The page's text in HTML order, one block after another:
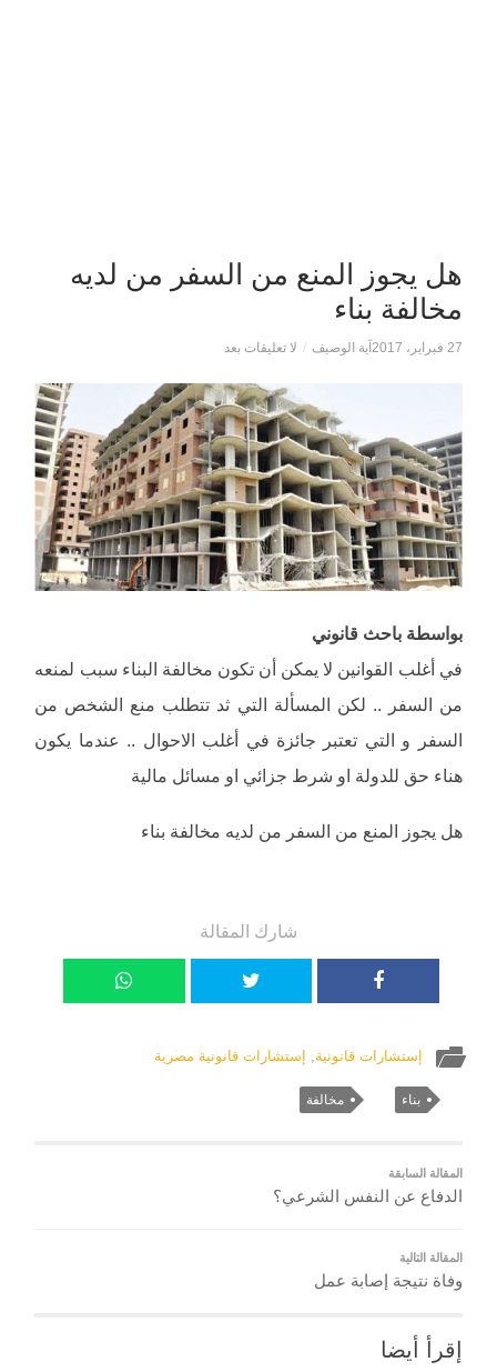
هل يجوز المنع من السفر من لديه
مخالفة بناء
27 فبراير، 2017 آية الوصيف / لا تعليقات بعد
بواسطة باحث قانوني
في أغلب القوانين لا يمكن أن تكون مخالفة البناء سبب لمنعه
من السفر .. لكن المسألة التي ثد تتطلب منع الشخص من
السفر و التي تعتبر جائزة في أغلب الاحوال .. عندما يكون
هناء حق للدولة او شرط جزائي او مسائل مالية
هل يجوز المنع من السفر من لديه مخالفة بناء
شارك المقالة
إستشارات قانونية إستشارات قانونية مصرية
بناء مخالفة
المقالة السابقة
الدفاع عن النفس الشرعي؟
المقالة التالية
وفاة نتيجة إصابة عمل
إقرأ أيضا